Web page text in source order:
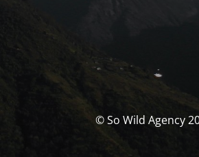
© So Wild Agency